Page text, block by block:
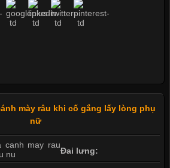
mày râu khi cố gắng lấy lòng phụ
nữ
Đai lưng: